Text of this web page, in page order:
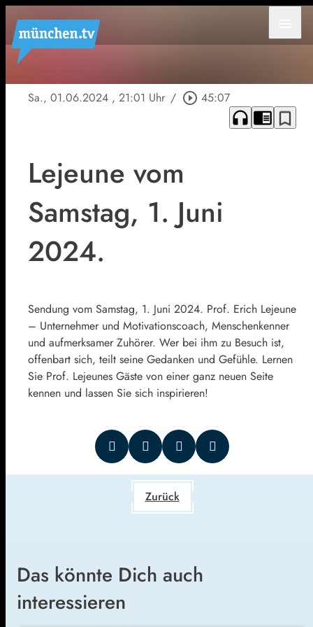
Sa., 01.06.2024 , 21:01 Uhr / play_circle_outline 45:07
headphones chrome_reader_mode bookmark_border
Lejeune vom
Samstag, 1. Juni
2024.
Sendung vom Samstag, 1. Juni 2024. Prof. Erich Lejeune
– Unternehmer und Motivationscoach, Menschenkenner
und aufmerksamer Zuhörer. Wer bei ihm zu Besuch ist,
offenbart sich, teilt seine Gedanken und Gefühle. Lernen
Sie Prof. Lejeunes Gäste von einer ganz neuen Seite
kennen und lassen Sie sich inspirieren!
Zurück
Das könnte Dich auch
interessieren